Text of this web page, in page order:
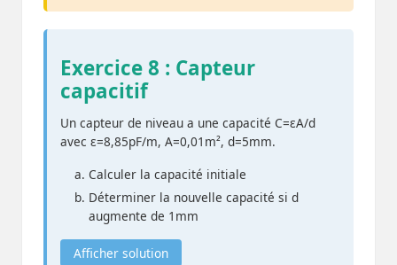
Exercice 8 : Capteur
capacitif
Un capteur de niveau a une capacité C=εA/d
avec ε=8,85pF/m, A=0,01m², d=5mm.
Calculer la capacité initiale
Déterminer la nouvelle capacité si d
augmente de 1mm
Afficher solution